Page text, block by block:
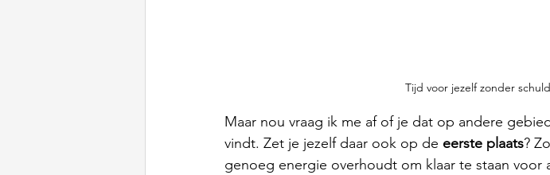
Tijd voor jezelf zonder
Maar nou vraag ik me af of je dat op andere
vindt. Zet je jezelf daar ook op de eerste plaats?
genoeg energie overhoudt om klaar te staan